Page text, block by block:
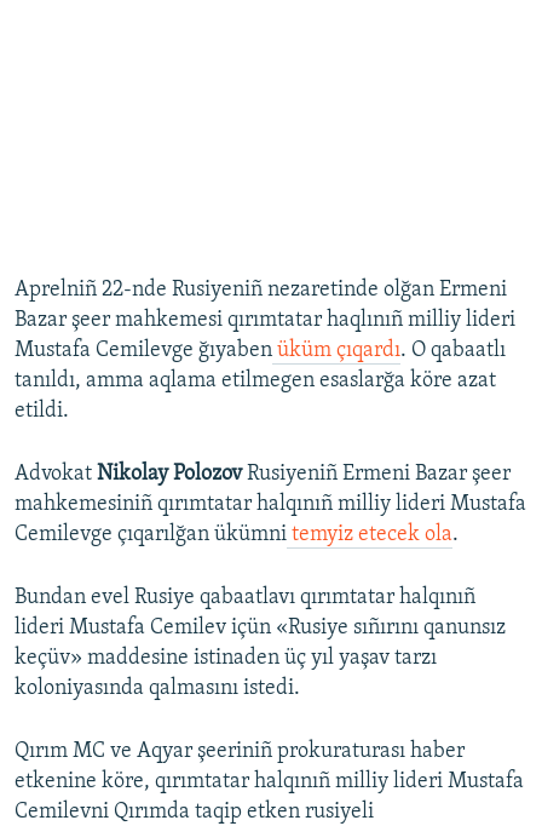
Aprelniñ 22-nde Rusiyeniñ nezaretinde olğan Ermeni
Bazar şeer mahkemesi qırımtatar haqlınıñ milliy lideri
Mustafa Cemilevge ğıyaben üküm çıqardı. O qabaatlı
tanıldı, amma aqlama etilmegen esaslarğa köre azat
etildi.
Advokat Nikolay PolozovRusiyeniñ Ermeni Bazar şeer
mahkemesiniñ qırımtatar halqınıñ milliy lideri Mustafa
Cemilevge çıqarılğan ükümni temyiz etecek ola.
Bundan evel Rusiye qabaatlavı qırımtatar halqınıñ
lideri Mustafa Cemilev içün «Rusiye sıñırını qanunsız
keçüv» maddesine istinaden üç yıl yaşav tarzı
koloniyasında qalmasını istedi.
Qırım MC ve Aqyar şeeriniñ prokuraturası haber
etkenine köre, qırımtatar halqınıñ milliy lideri Mustafa
Cemilevni Qırımda taqip etken rusiyeli